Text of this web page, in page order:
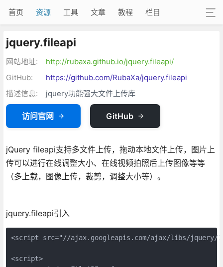
首页 资源 工具 文章 教程 栏目
jquery.fileapi
网站地址:
http://rubaxa.github.io/jquery.fileapi/
GitHub:
https://github.com/RubaXa/jquery.fileapi
描述信息:
jquery功能强大文件上传库
访问官网 GitHub
jQuery fileapi支持多文件上传，拖动本地文件上传，图片上
传可以进行在线调整大小、在线视频拍照后上传图像等等
（多上载，图像上传，裁剪，调整大小等）。
jquery.fileapi引入
<script src="//ajax.googleapis.com/ajax/libs/jquery/
<script>